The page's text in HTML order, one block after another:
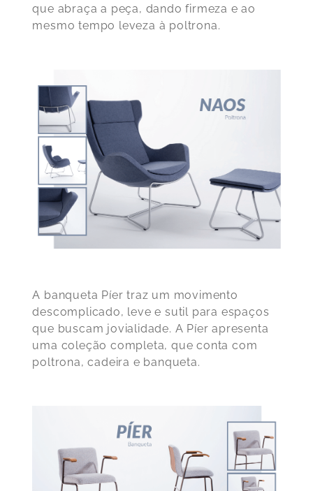
que abraça a peça, dando firmeza e ao
mesmo tempo leveza à poltrona.
A banqueta Píer traz um movimento
descomplicado, leve e sutil para espaços
que buscam jovialidade. A Píer apresenta
uma coleção completa, que conta com
poltrona, cadeira e banqueta.